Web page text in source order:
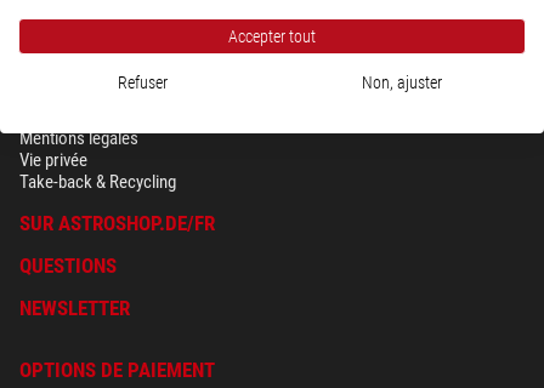
SÉCURITÉ & VIE PRIVÉE
Mentions légales
Vie privée
Take-back & Recycling
SUR ASTROSHOP.DE/FR
QUESTIONS
NEWSLETTER
OPTIONS DE PAIEMENT
Accepter tout
Refuser Non, ajuster